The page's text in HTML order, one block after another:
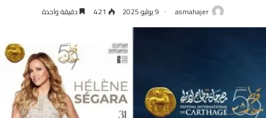
asmahajer 9 يوليو 2025 421 دقيقة واحدة